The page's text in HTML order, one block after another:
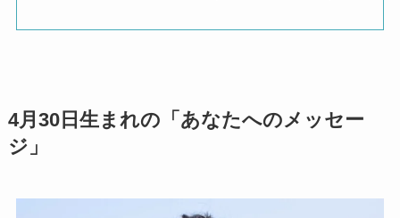
4月30日生まれの「あなたへのメッセー
ジ」